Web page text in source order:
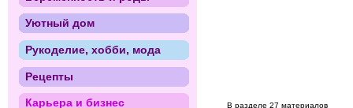
В разделе 27 материалов
Уютный дом
Рукоделие, хобби, мода
Рецепты
Карьера и бизнес